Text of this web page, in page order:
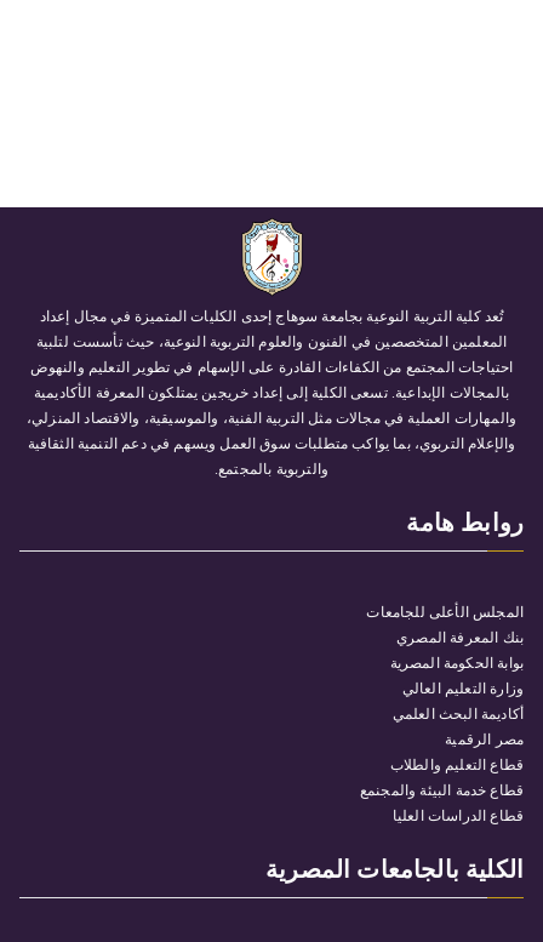
تُعد كلية التربية النوعية بجامعة سوهاج إحدى الكليات المتميزة في مجال إعداد
المعلمين المتخصصين في الفنون والعلوم التربوية النوعية، حيث تأسست لتلبية
احتياجات المجتمع من الكفاءات القادرة على الإسهام في تطوير التعليم والنهوض
بالمجالات الإبداعية. تسعى الكلية إلى إعداد خريجين يمتلكون المعرفة الأكاديمية
والمهارات العملية في مجالات مثل التربية الفنية، والموسيقية، والاقتصاد المنزلي،
والإعلام التربوي، بما يواكب متطلبات سوق العمل ويسهم في دعم التنمية الثقافية
والتربوية بالمجتمع.
روابط هامة
المجلس الأعلى للجامعات
بنك المعرفة المصري
بوابة الحكومة المصرية
وزارة التعليم العالي
أكاديمة البحث العلمي
مصر الرقمية
قطاع التعليم والطلاب
قطاع خدمة البيئة والمجنمع
قطاع الدراسات العليا
الكلية بالجامعات المصرية